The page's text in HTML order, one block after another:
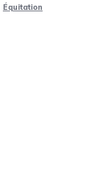
Équitation